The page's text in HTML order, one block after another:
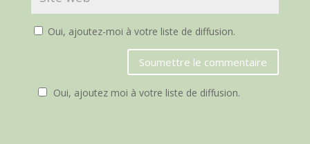
Oui, ajoutez-moi à votre liste de diffusion.
Soumettre le commentaire
Oui, ajoutez moi à votre liste de diffusion.